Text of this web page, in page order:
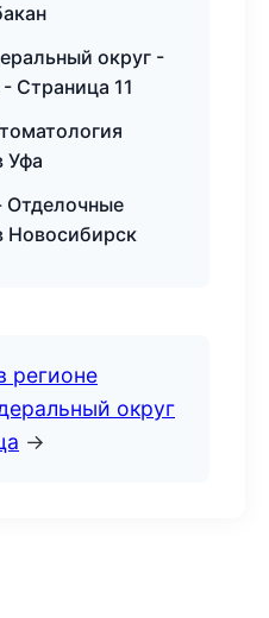
округ -
Страница 11
Уфа
Новосибирск
регионе
округ
→